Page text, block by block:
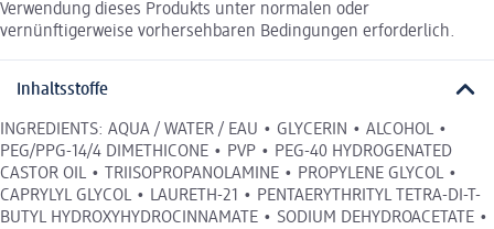
Verwendung dieses Produkts unter normalen oder
vernünftigerweise vorhersehbaren Bedingungen erforderlich.
Inhaltsstoffe
INGREDIENTS: AQUA / WATER / EAU • GLYCERIN • ALCOHOL •
PEG/PPG-14/4 DIMETHICONE • PVP • PEG-40 HYDROGENATED
CASTOR OIL • TRIISOPROPANOLAMINE • PROPYLENE GLYCOL •
CAPRYLYL GLYCOL • LAURETH-21 • PENTAERYTHRITYL TETRA-DI-T-
BUTYL HYDROXYHYDROCINNAMATE • SODIUM DEHYDROACETATE •